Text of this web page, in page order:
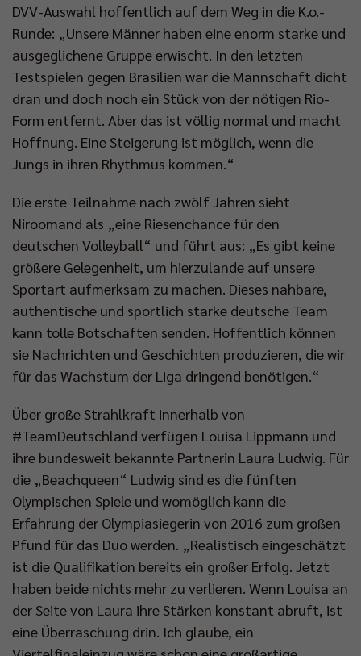
DVV-Auswahl hoffentlich auf dem Weg in die K.o.-
Runde: „Unsere Männer haben eine enorm starke und
ausgeglichene Gruppe erwischt. In den letzten
Testspielen gegen Brasilien war die Mannschaft dicht
dran und doch noch ein Stück von der nötigen Rio-
Form entfernt. Aber das ist völlig normal und macht
Hoffnung. Eine Steigerung ist möglich, wenn die
Jungs in ihren Rhythmus kommen.“
Die erste Teilnahme nach zwölf Jahren sieht
Niroomand als „eine Riesenchance für den
deutschen Volleyball“ und führt aus: „Es gibt keine
größere Gelegenheit, um hierzulande auf unsere
Sportart aufmerksam zu machen. Dieses nahbare,
authentische und sportlich starke deutsche Team
kann tolle Botschaften senden. Hoffentlich können
sie Nachrichten und Geschichten produzieren, die wir
für das Wachstum der Liga dringend benötigen.“
Über große Strahlkraft innerhalb von
#TeamDeutschland verfügen Louisa Lippmann und
ihre bundesweit bekannte Partnerin Laura Ludwig. Für
die „Beachqueen“ Ludwig sind es die fünften
Olympischen Spiele und womöglich kann die
Erfahrung der Olympiasiegerin von 2016 zum großen
Pfund für das Duo werden. „Realistisch eingeschätzt
ist die Qualifikation bereits ein großer Erfolg. Jetzt
haben beide nichts mehr zu verlieren. Wenn Louisa an
der Seite von Laura ihre Stärken konstant abruft, ist
eine Überraschung drin. Ich glaube, ein